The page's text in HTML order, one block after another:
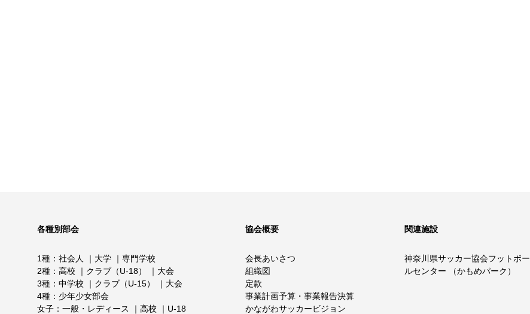
各種別部会
1種 社会人 大学
専門学校
2種
高校 クラブ（U-18）
大会
3種
中学校 クラブ（U-15）
大会
4種
少年少女部会
女子
一般・レディース 高校 U-18
協会概要
会長あいさつ
組織図
定款
事業計画予算・事業報告決算
かながわサッカービジョン
関連施設
神奈川県サッカー協会フットボー
ルセンター （かもめパーク）